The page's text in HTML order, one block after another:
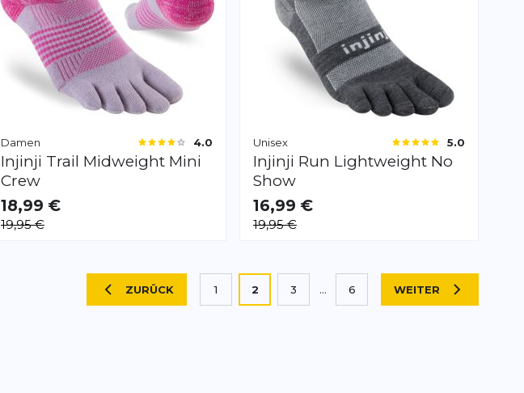
Damen 4.0
Injinji Trail Midweight Mini
Crew
VERFÜGBAR
SM
18,99 €
19,95 €
Unisex 5.0
Injinji Run Lightweight No
Show
VERFÜGBAR
SMLXL
16,99 €
19,95 €
SEITE
ZURÜCK
Seite
1 Sie lesen gerade die Seite
2
Seite
3 ...
Seite
6 SEITE
WEITER